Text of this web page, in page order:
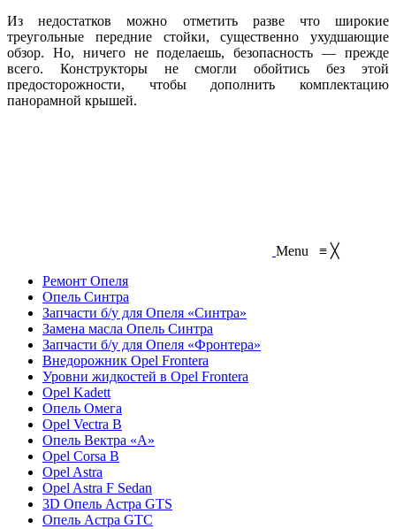
Из недостатков можно отметить разве что широкие
треугольные передние стойки, существенно ухудшающие
обзор. Но, ничего не поделаешь, безопасность — прежде
всего. Конструкторы не смогли обойтись без этой
предосторожности, чтобы дополнить комплектацию
панорамной крышей.
Menu ≡ ╳
Ремонт Опеля
Опель Синтра
Запчасти б/у для Опеля «Синтра»
Замена масла Опель Синтра
Запчасти б/у для Опеля «Фронтера»
Внедорожник Opel Frontera
Уровни жидкостей в Opel Frontera
Opel Kadett
Опель Омега
Opel Vectra B
Опель Вектра «A»
Opel Corsa B
Opel Astra
Opel Astra F Sedan
3D Опель Астра GTS
Опель Астра GTC